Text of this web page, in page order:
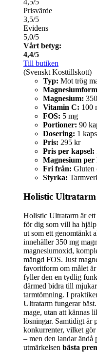
4,5/5
Prisvärde
3,5/5
Evidens
5,0/5
Vårt betyg:
4,4/5
Till butiken
(Svenskt Kosttillskott)
Typ: Mot trög
Magnesium:
Vitamin C: 100
FOS: 5 mg
Portioner: 90
Dosering: 1
Pris: 295 kr
Pris per kapsel:
Magnesium per
Fri från: Gluten
Styrka:
Holistic Ultratarm
Holistic Ultratarm är
för dig som vill ha
ut som ett genomtänkt
innehåller 350 mg
magnesiumoxid,
mängd FOS. Just
favoritform om målet
fyller den en tydlig
därmed bidra till
tarmtömning. I
Ultratarm fungerar
mage, utan att kännas
lösningar. Samtidigt är
konkurrenter, vilket
– men den landar ändå
utmärkelsen bästa